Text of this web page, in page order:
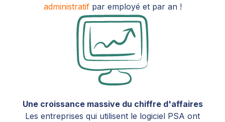
administratifpar employé et par an !
Une croissance massive du chiffre d'affaires
Les entreprises qui utilisent le logiciel PSA ont